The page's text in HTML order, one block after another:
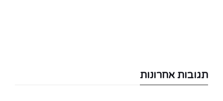
תגובות אחרונות